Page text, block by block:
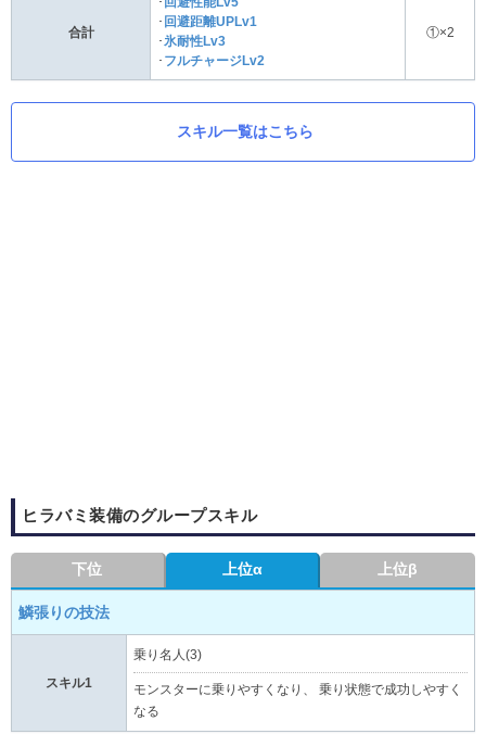
合計
･ 回避距離UPLv1
･ 氷耐性Lv3
･ フルチャージLv2
①×2
スキル一覧はこちら
ヒラバミ装備のグループスキル
下位 上位α 上位β
鱗張りの技法
スキル1
乗り名人(3)
モンスターに乗りやすくなり、 乗り状態で成功しやすく
なる